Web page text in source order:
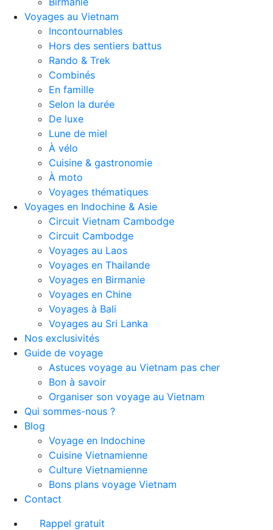
Voyages au Vietnam
Incontournables
Hors des sentiers battus
Rando & Trek
Combinés
En famille
Selon la durée
De luxe
Lune de miel
À vélo
Cuisine & gastronomie
À moto
Voyages thématiques
Voyages en Indochine & Asie
Circuit Vietnam Cambodge
Circuit Cambodge
Voyages au Laos
Voyages en Thailande
Voyages en Birmanie
Voyages en Chine
Voyages à Bali
Voyages au Sri Lanka
Nos exclusivités
Guide de voyage
Astuces voyage au Vietnam pas cher
Bon à savoir
Organiser son voyage au Vietnam
Qui sommes-nous ?
Blog
Voyage en Indochine
Cuisine Vietnamienne
Culture Vietnamienne
Bons plans voyage Vietnam
Contact
Rappel gratuit